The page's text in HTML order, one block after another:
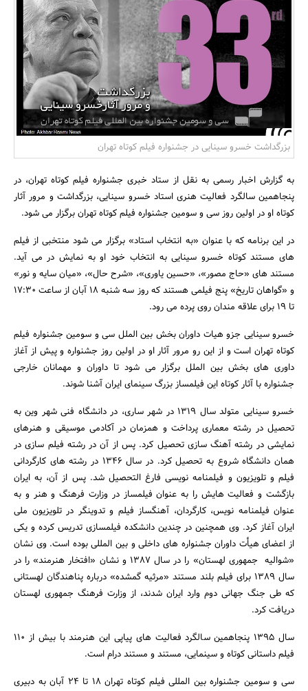
بانک، بیمه و سرمایه
مسکن و ساختمان
جستجو
بزرگداشت خسرو سینایی در جشنواره فیلم کوتاه تهران
به گزارش اخبار رسمی به نقل از ستاد خبری جشنواره فیلم کوتاه تهران، در
پنجاهمین سالگرد فعالیت هنری استاد خسرو سینایی، بزرگداشت و مرور آثار
کوتاه او در اولین روز سی و سومین جشنواره فیلم کوتاه تهران برگزار می شود.
در این برنامه که با عنوان «به انتخاب استاد» برگزار می شود منتخبی از فیلم
های مستند کوتاه خسرو سینایی به انتخاب خود او به نمایش در می آید.
مستند های «حاج مصور»، «حسین یاوری»، «شرح حال»، «میان سایه و نور»
و «گواهان تاریخ» پنج فیلمی هستند که روز سه شنبه 18 آبان از ساعت 17:30
تا 19 برای علاقه مندان روی پرده می رود.
خسرو سینایی جزو هیات داوران بخش بین الملل سی و سومین جشنواره فیلم
کوتاه تهران است و از این رو مرور آثار او در اولین روز جشنواره و پیش از آغاز
داوری های بخش بین الملل برگزار می شود تا داوران و مهمانان خارجی
جشنواره با آثار کوتاه این فیلمساز بزرگ سینمای ایران آشنا شوند.
خسرو سینایی متولد سال 1319 در شهر ساری، در دانشگاه فنی شهر وین به
تحصیل در رشته معماری پرداخت و همزمان در آکادمی موسیقی و هنرهای
نمایشی در رشته آهنگ سازی تحصیل کرد. پس از آن در رشته فیلم سازی در
همان دانشگاه شروع به تحصیل کرد. در سال 1346 در رشته های کارگردانی
فیلم و تلویزیون و فیلمنامه نویسی فارغ التحصیل شد. پس از آن، به ایران
بازگشت و فعالیت هایش را به عنوان فیلمساز در وزارت فرهنگ و هنر و به
عنوان فیلمنامه نویس، کارگردان، آهنگساز فیلم و تدوینگر در تلویزیون ملی
ایران آغاز کرد. وی همچنین در چندین دانشکده فیلمسازی تدریس کرده و یکی
از اعضای هیأت داوران جشنواره های داخلی و بین المللی بوده است. وی نشان
«شوالیه جمهوری لهستان» را در سال 1387 و نشان «افتخار هنرمند» را در
سال 1389 برای فیلم بلند مستند «مرثیه گمشده» درباره پناهندگان لهستانی
که طی جنگ جهانی دوم وارد ایران شدند، از وزارت فرهنگ جمهوری لهستان
دریافت کرد.
سال 1395 پنجاهمین سالگرد فعالیت های پیاپی این هنرمند با بیش از 110
فیلم داستانی کوتاه و سینمایی، مستند و مستند درام است.
سی و سومین جشنواره بین المللی فیلم کوتاه تهران 18 تا 24 آبان به دبیری